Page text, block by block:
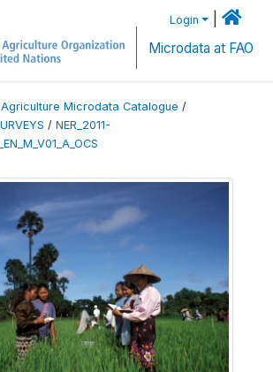
Login
Microdata at FAO
Microdata Catalogue /
/ NER_2011-